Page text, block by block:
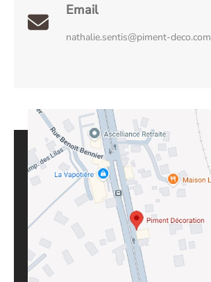
Email
nathalie.sentis@piment-deco.com